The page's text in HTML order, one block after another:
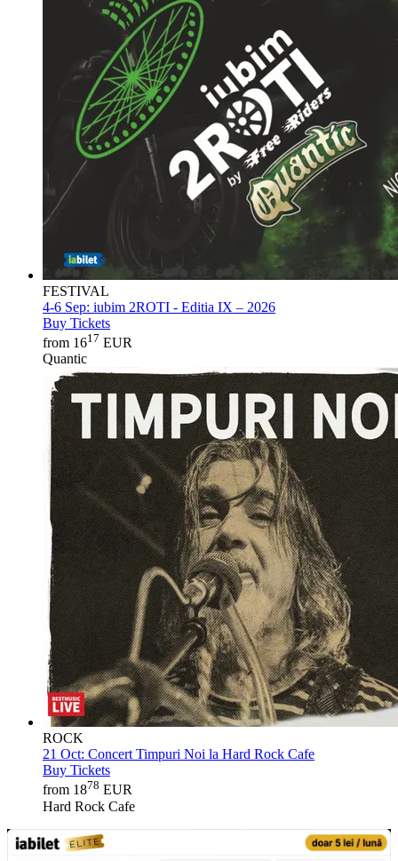
FESTIVAL
4-6 Sep: iubim 2ROTI - Editia IX – 2026
Buy Tickets
from 1617 EUR
Quantic
ROCK
21 Oct: Concert Timpuri Noi la Hard Rock Cafe
Buy Tickets
from 1878 EUR
Hard Rock Cafe